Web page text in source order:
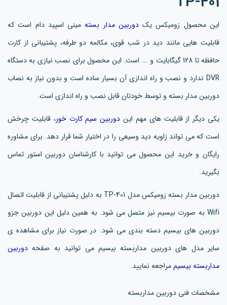
این محصول زومیکس یکدوربین مدار بستهمینی اسپید دام است که
قابلیت هایی مانند دید در شب قوی، مکالمه دو طرفه، پشتیبانی از کارت
حافظه تا 128 گیگابایت و ... است. این محصول برای نصب نیازی به دستگاه
DVR ندارد و نصب و راه اندازی آن بسیار ساده است و بدون نیاز به نصاب
دوربین مدار بسته و توسط خودتان قابل نصب و راه اندازی است.
یکی دیگر از قابلیت های مهم این دوربین سیم کارت خور، قابلیت چرخش
است که می تواند زاویه دید وسیعی را در اختیار شما قرار دهد. برای مشاوره
رایگان و خرید این محصول می توانید با کارشناسان دوربین استور تماس
بگیرید.
دوربین مدار بسته زومیکس مدل TP-401 به دلیل پشتیبانی از قابلیت اتصال
Wifi به صورت بیسیم نیز متصل می شود. به همین دلیل این دوربین جزو
دوربین های بیسیم دسته بندی می شود. در صورت نیاز برای مشاهده ی
سایر مدل های دوربین مداربسته بیسیم می توانید به صفحه دوربین
مداربسته بیسیممراجعه نمایید.
مشخصات فنی دوربین مداربسته